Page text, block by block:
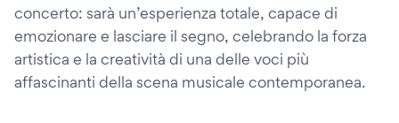
concerto: sarà un’esperienza totale, capace di
emozionare e lasciare il segno, celebrando la forza
artistica e la creatività di una delle voci più
affascinanti della scena musicale contemporanea.